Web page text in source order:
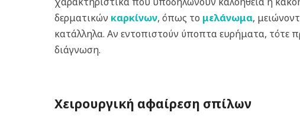
δερματικών καρκίνων, όπως το μελάνωμα,
κατάλληλα. Αν εντοπιστούν ύποπτα ευρήματα, τότε
διάγνωση.
Χειρουργική αφαίρεση σπίλων